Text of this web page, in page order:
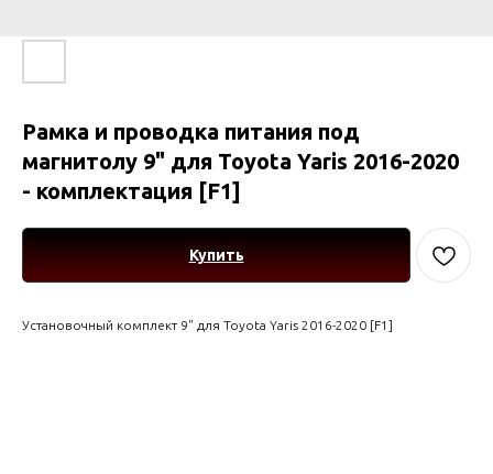
Рамка и проводка питания под
магнитолу 9" для Toyota Yaris 2016-2020
- комплектация [F1]
Купить
Установочный комплект 9" для Toyota Yaris 2016-2020 [F1]